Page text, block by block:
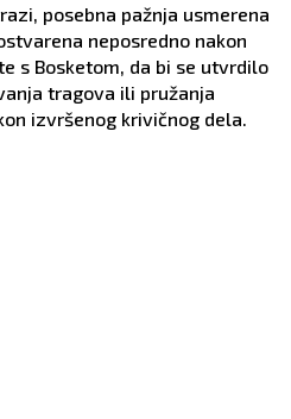
posebna pažnja usmerena
neposredno nakon
s Bosketom, da bi se utvrdilo
tragova ili pružanja
izvršenog krivičnog dela.